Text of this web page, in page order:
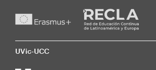
UVic-UCC